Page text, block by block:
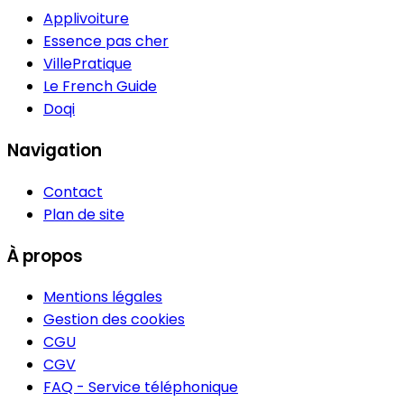
Applivoiture
Essence pas cher
VillePratique
Le French Guide
Doqi
Navigation
Contact
Plan de site
À propos
Mentions légales
Gestion des cookies
CGU
CGV
FAQ - Service téléphonique